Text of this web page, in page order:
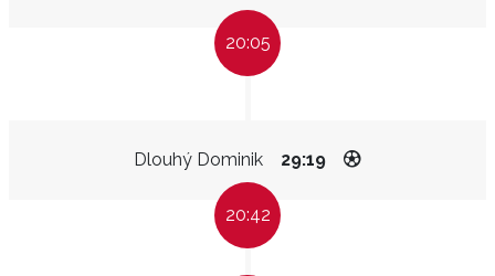
20:05
Dlouhý Dominik 29:19
20:42